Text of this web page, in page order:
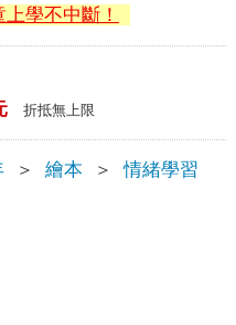
學不中斷！
折抵無上限
＞ 繪本 ＞ 情緒學習